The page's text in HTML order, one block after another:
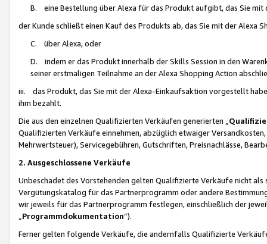
B. eine Bestellung über Alexa für das Produkt aufgibt, das Sie mit
der Kunde schließt einen Kauf des Produkts ab, das Sie mit der Alexa
C. über Alexa, oder
D. indem er das Produkt innerhalb der Skills Session in den
seiner erstmaligen Teilnahme an der Alexa Shopping Action
iii. das Produkt, das Sie mit der Alexa-Einkaufsaktion vorgestellt
ihm bezahlt.
Die aus den einzelnen Qualifizierten Verkäufen generierten „
Qualifizierten Verkäufe einnehmen, abzüglich etwaiger
Mehrwertsteuer), Servicegebühren, Gutschriften, Preisnachlässe,
2. Ausgeschlossene Verkäufe
Unbeschadet des Vorstehenden gelten Qualifizierte Verkäufe nicht
Vergütungskatalog für das Partnerprogramm oder andere
wir jeweils für das Partnerprogramm festlegen, einschließlich der
Programmdokumentation“).
Ferner gelten folgende Verkäufe, die andernfalls Qualifizierte